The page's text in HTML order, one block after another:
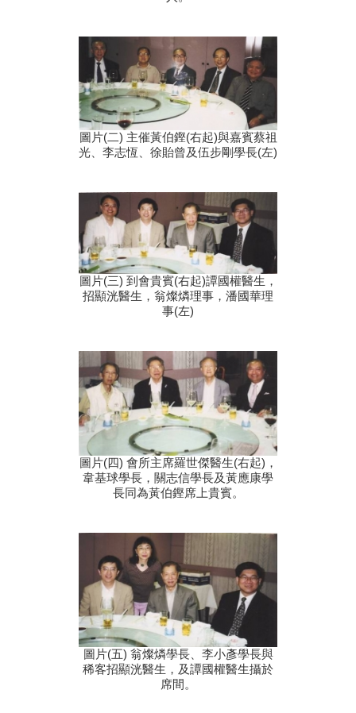
圖片(二) 主催黃伯鏗(右起)與嘉賓蔡祖
光、李志恆、徐貽曾及伍步剛學長(左)
圖片(三) 到會貴賓(右起)譚國權醫生，
招顯洸醫生，翁燦燐理事，潘國華理
事(左)
圖片(四) 會所主席羅世傑醫生(右起)，
韋基球學長，關志信學長及黃應康學
長同為黃伯鏗席上貴賓。
圖片(五) 翁燦燐學長、李小彥學長與
稀客招顯洸醫生，及譚國權醫生攝於
席間。